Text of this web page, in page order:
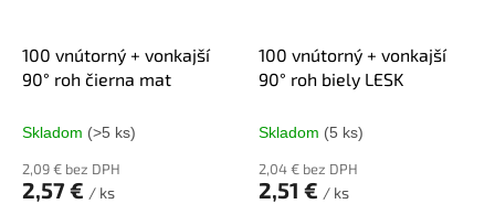
100 vnútorný + vonkajší
90° roh čierna mat
Skladom (>5 ks)
2,09 € bez DPH
2,57 € / ks
100 vnútorný + vonkajší
90° roh biely LESK
Skladom (5 ks)
2,04 € bez DPH
2,51 € / ks